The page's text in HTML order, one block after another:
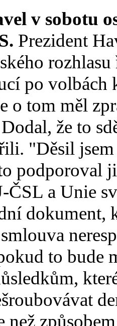
v sobotu
Prezident
po volbách
o tom měl
že to
"Děsil
podporoval
a Unie
dokument,
to bude
než